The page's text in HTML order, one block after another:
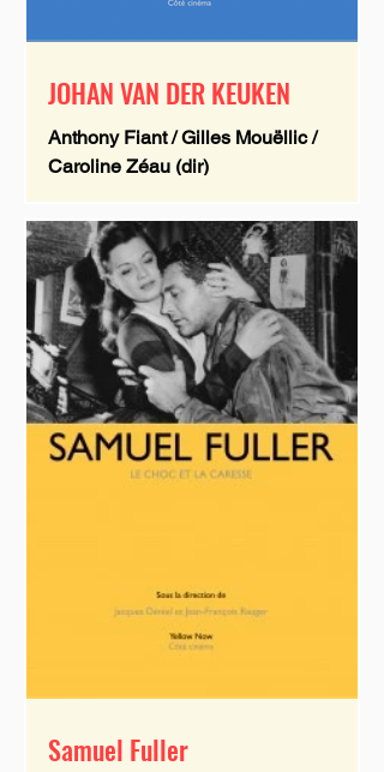
JOHAN VAN DER KEUKEN
Anthony Fiant / Gilles Mouëllic /
Caroline Zéau (dir)
Samuel Fuller